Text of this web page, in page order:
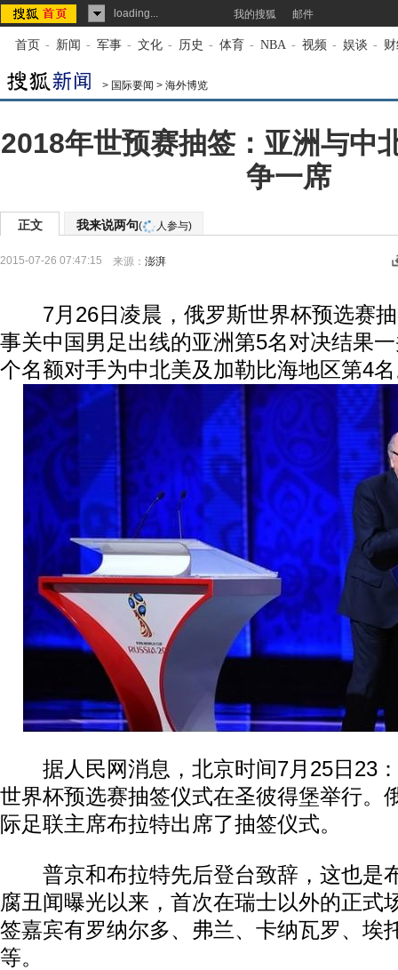
loading... 我的搜狐 邮件
首页 - 新闻 - 军事 - 文化 - 历史 - 体育 - NBA - 视频 - 娱谈 -
> 国际要闻 > 海外博览
2018年世预赛抽签：亚洲与中
争一席
正文 我来说两句( 人参与)
2015-07-26 07:47:15 来源： 澎湃
7月26日凌晨，俄罗斯世界杯预选赛抽
事关中国男足出线的亚洲第5名对决结果
个名额对手为中北美及加勒比海地区第4
据人民网消息，北京时间7月25日23：
世界杯预选赛抽签仪式在圣彼得堡举行。
际足联主席布拉特出席了抽签仪式。
普京和布拉特先后登台致辞，这也是
腐丑闻曝光以来，首次在瑞士以外的正式
签嘉宾有罗纳尔多、弗兰、卡纳瓦罗、埃
等。